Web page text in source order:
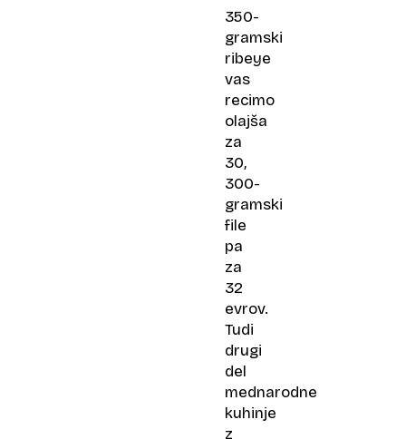
350-
gramski
ribeye
vas
recimo
olajša
za
30,
300-
gramski
file
pa
za
32
evrov.
Tudi
drugi
del
mednarodne
kuhinje
z